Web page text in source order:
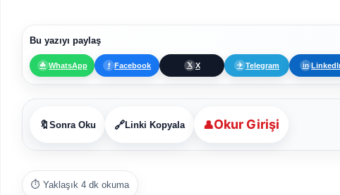
Bu yazıyı paylaş
☘ WhatsApp f Facebook 𝕏 X ✈ Telegram in
🔖 Sonra Oku 🔗Linki Kopyala 👤Okur Girişi
⏱️ Yaklaşık 4 dk okuma